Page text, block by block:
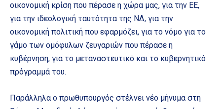
οικονομική κρίση που πέρασε η χώρα μας, για την ΕΕ,
για την ιδεολογική ταυτότητα της ΝΔ, για την
οικονομική πολιτική που εφαρμόζει, για το νόμο για το
γάμο των ομόφυλων ζευγαριών που πέρασε η
κυβέρνηση, για το μεταναστευτικό και το κυβερνητικό
πρόγραμμά του.
Παράλληλα ο πρωθυπουργός στέλνει νέο μήνυμα στη